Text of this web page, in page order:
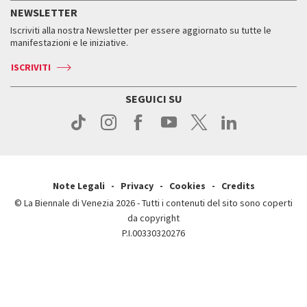
Come raggiungerci
Come raggiungerci
Contatti
Press
Orari e sedi
Biglietti
Servizi al pubblico
Come raggiungerci
Contatti
Storia
Orari e sedi
NEWSLETTER
Iscriviti alla nostra Newsletter per essere aggiornato su tutte le
manifestazioni e le iniziative.
ISCRIVITI
SEGUICI SU
Note Legali Privacy Cookies
Credits
© La Biennale di Venezia 2026 - Tutti i contenuti del sito sono coperti
da copyright
P.I.00330320276